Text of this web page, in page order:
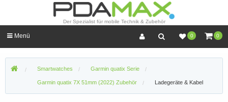
Der Spezialist für mobile Technik & Zubehör
0 0
Menü
Smartwatches Garmin quatix Serie
Garmin quatix 7X 51mm (2022) Zubehör Ladegeräte & Kabel